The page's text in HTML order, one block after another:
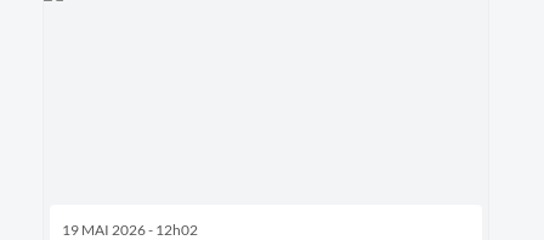
19 MAI 2026 - 12h02